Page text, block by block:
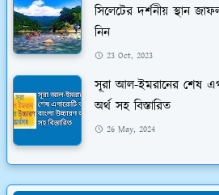
সিলেটের দর্শনীয় স্থান
নিন
23 Oct, 2023
সূরা আল-ইমরানের শেষ
অর্থ সহ বিস্তারিত
26 May, 2024